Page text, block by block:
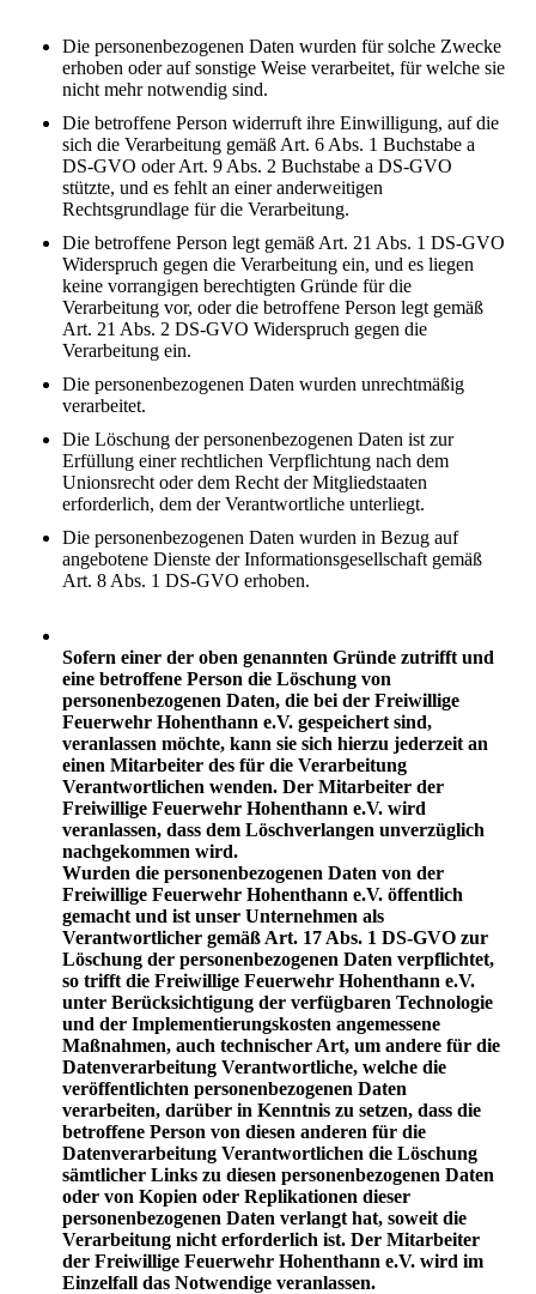
Die personenbezogenen Daten wurden für solche Zwecke
erhoben oder auf sonstige Weise verarbeitet, für welche sie
nicht mehr notwendig sind.
Die betroffene Person widerruft ihre Einwilligung, auf die
sich die Verarbeitung gemäß Art. 6 Abs. 1 Buchstabe a
DS-GVO oder Art. 9 Abs. 2 Buchstabe a DS-GVO
stützte, und es fehlt an einer anderweitigen
Rechtsgrundlage für die Verarbeitung.
Die betroffene Person legt gemäß Art. 21 Abs. 1 DS-GVO
Widerspruch gegen die Verarbeitung ein, und es liegen
keine vorrangigen berechtigten Gründe für die
Verarbeitung vor, oder die betroffene Person legt gemäß
Art. 21 Abs. 2 DS-GVO Widerspruch gegen die
Verarbeitung ein.
Die personenbezogenen Daten wurden unrechtmäßig
verarbeitet.
Die Löschung der personenbezogenen Daten ist zur
Erfüllung einer rechtlichen Verpflichtung nach dem
Unionsrecht oder dem Recht der Mitgliedstaaten
erforderlich, dem der Verantwortliche unterliegt.
Die personenbezogenen Daten wurden in Bezug auf
angebotene Dienste der Informationsgesellschaft gemäß
Art. 8 Abs. 1 DS-GVO erhoben.
Sofern einer der oben genannten Gründe zutrifft und
eine betroffene Person die Löschung von
personenbezogenen Daten, die bei der Freiwillige
Feuerwehr Hohenthann e.V. gespeichert sind,
veranlassen möchte, kann sie sich hierzu jederzeit an
einen Mitarbeiter des für die Verarbeitung
Verantwortlichen wenden. Der Mitarbeiter der
Freiwillige Feuerwehr Hohenthann e.V. wird
veranlassen, dass dem Löschverlangen unverzüglich
nachgekommen wird.
Wurden die personenbezogenen Daten von der
Freiwillige Feuerwehr Hohenthann e.V. öffentlich
gemacht und ist unser Unternehmen als
Verantwortlicher gemäß Art. 17 Abs. 1 DS-GVO zur
Löschung der personenbezogenen Daten verpflichtet,
so trifft die Freiwillige Feuerwehr Hohenthann e.V.
unter Berücksichtigung der verfügbaren Technologie
und der Implementierungskosten angemessene
Maßnahmen, auch technischer Art, um andere für die
Datenverarbeitung Verantwortliche, welche die
veröffentlichten personenbezogenen Daten
verarbeiten, darüber in Kenntnis zu setzen, dass die
betroffene Person von diesen anderen für die
Datenverarbeitung Verantwortlichen die Löschung
sämtlicher Links zu diesen personenbezogenen Daten
oder von Kopien oder Replikationen dieser
personenbezogenen Daten verlangt hat, soweit die
Verarbeitung nicht erforderlich ist. Der Mitarbeiter
der Freiwillige Feuerwehr Hohenthann e.V. wird im
Einzelfall das Notwendige veranlassen.